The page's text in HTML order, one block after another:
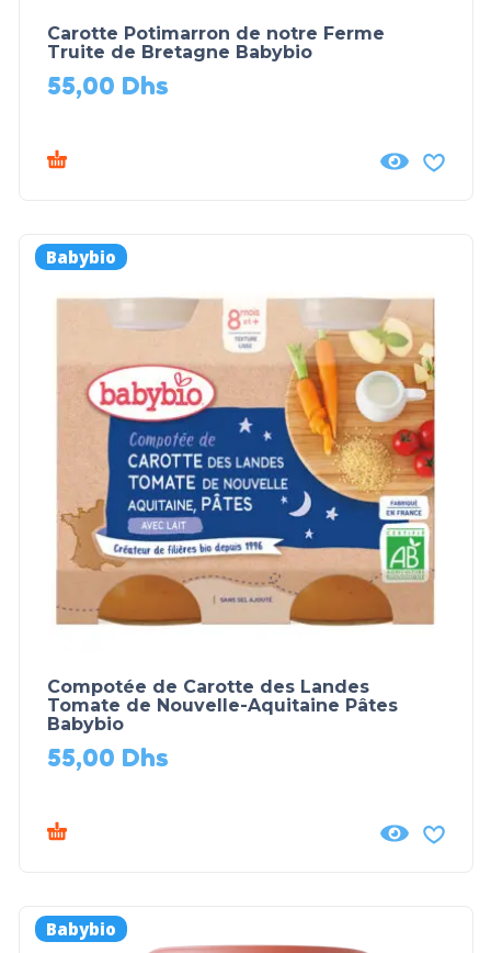
Carotte Potimarron de notre Ferme
Truite de Bretagne Babybio
55,00 Dhs
Babybio
Compotée de Carotte des Landes
Tomate de Nouvelle-Aquitaine Pâtes
Babybio
55,00 Dhs
Babybio